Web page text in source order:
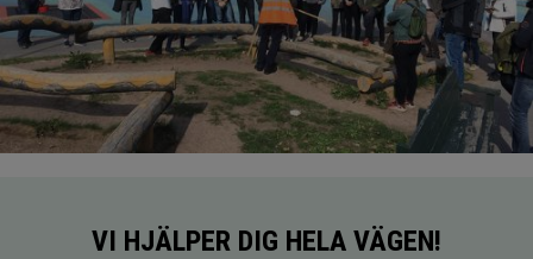
VI HJÄLPER DIG HELA VÄGEN!